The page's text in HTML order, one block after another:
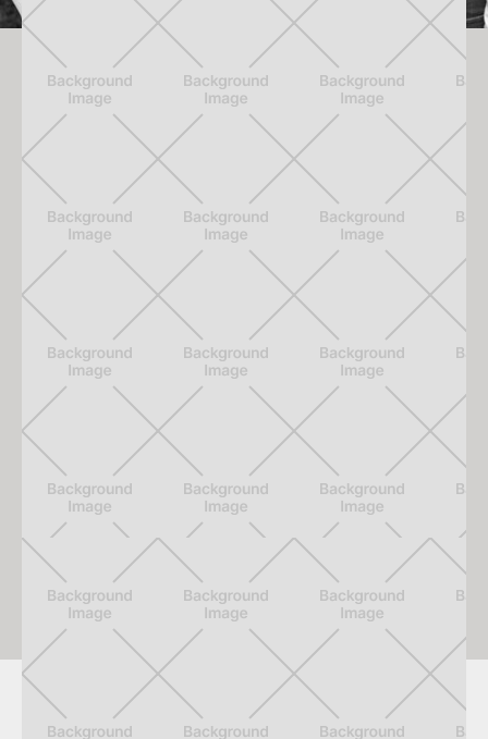
DAS UNTERNEHMEN
Der Grundstein der Schreinerei Vogl GmbH wurde 1997 mit
der Firmengründung als Einzelunternehmen gelegt.
Produziert wurde anfangs als Einmannbetrieb in einer
angemieteten Werkstatt. Bereits 2001 folgte die Gründung
einer GmbH mit Alois Vogl als Geschäftsführer.
Mit dem Bau der ersten Produktionshalle am heutigen
Produktionsstandort in Moos bei Beutelsbach folgte 2006
der nächste große Schritt in der Firmengeschichte. Die
gute Auftragslage und hohe Nachfrage ermöglichte 2016
die Erweiterung des Betriebs um weitere Produktions-,
Büro- und Ausstellungsflächen.
Gefertigt wird mittlerweile auf über 1000m²
Produktionsfläche bei höchstem Standard mit einem hoch
modernen Maschinenpark, der aufgrund kontinuierlicher
Investitionen zur Verfügung steht. So können wir unserem
eigenen, sehr hohen Qualitätsanspruch bestmöglich
gerecht werden.
Unsere qualifizierten Mitarbeiter sowie effiziente
Produktionsmechanismen ermöglichen die Realisierung
Projekte im gewerblichen, öffentlichen und privaten Raum
auf nationaler Ebene.
PERSÖNLICHER WERDEGANG ALOIS
VOGL, GESCHÄFTSFÜHRER